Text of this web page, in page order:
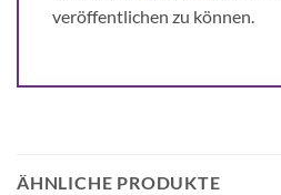
veröffentlichen zu können.
ÄHNLICHE PRODUKTE